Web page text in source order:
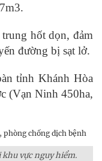
hốt dọn, đảm
đường bị sạt lở.
tỉnh Khánh Hòa
(Vạn Ninh 450ha,
vực nguy hiểm.